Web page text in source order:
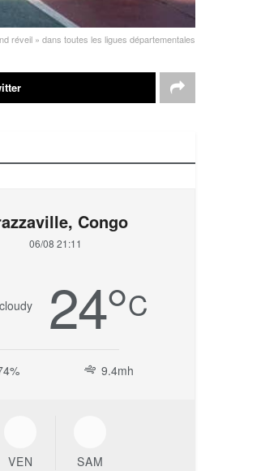
réveil » dans toutes les ligues départementales
Congo
06/08 21:11
24°C
9.4mh
VEN SAM